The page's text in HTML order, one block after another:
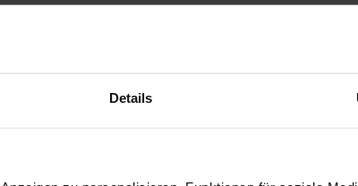
Details